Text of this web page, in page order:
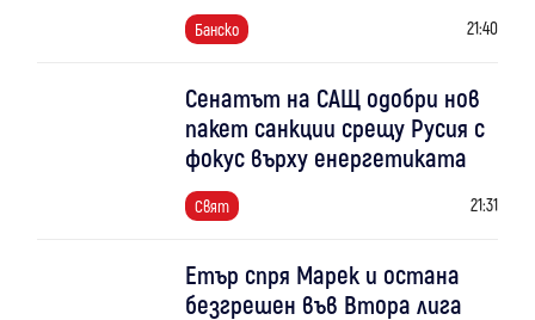
Банско 21:40
Сенатът на САЩ одобри нов
пакет санкции срещу Русия с
фокус върху енергетиката
Свят 21:31
Етър спря Марек и остана
безгрешен във Втора лига